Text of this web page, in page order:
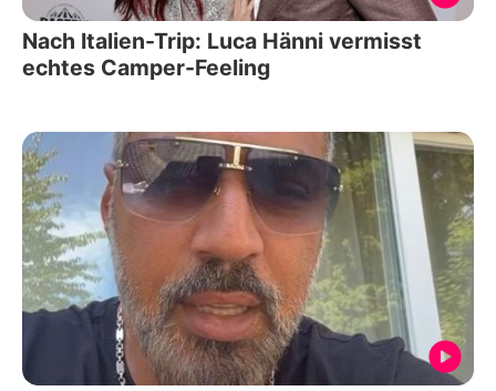
Nach Italien-Trip: Luca Hänni vermisst
echtes Camper-Feeling